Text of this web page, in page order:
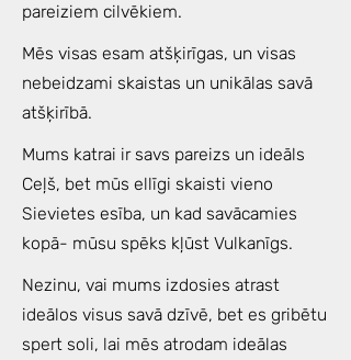
pareiziem cilvēkiem.
Mēs visas esam atšķirīgas, un visas
nebeidzami skaistas un unikālas savā
atšķirībā.
Mums katrai ir savs pareizs un ideāls
Ceļš, bet mūs ellīgi skaisti vieno
Sievietes esība, un kad savācamies
kopā- mūsu spēks kļūst Vulkanīgs.
Nezinu, vai mums izdosies atrast
ideālos visus savā dzīvē, bet es gribētu
spert soli, lai mēs atrodam ideālas